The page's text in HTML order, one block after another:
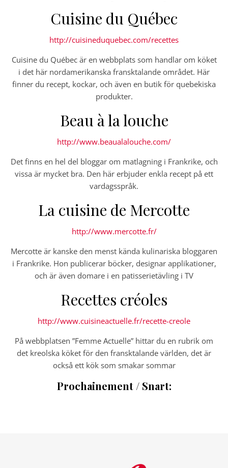
Cuisine du Québec
http://cuisineduquebec.com/recettes
Cuisine du Québec är en webbplats som handlar om köket
i det här nordamerikanska fransktalande området. Här
finner du recept, kockar, och även en butik för quebekiska
produkter.
Beau à la louche
http://www.beaualalouche.com/
Det finns en hel del bloggar om matlagning i Frankrike, och
vissa är mycket bra. Den här erbjuder enkla recept på ett
vardagsspråk.
La cuisine de Mercotte
http://www.mercotte.fr/
Mercotte är kanske den menst kända kulinariska bloggaren
i Frankrike. Hon publicerar böcker, designar applikationer,
och är även domare i en patisserietävling i TV
Recettes créoles
http://www.cuisineactuelle.fr/recette-creole
På webbplatsen ”Femme Actuelle” hittar du en rubrik om
det kreolska köket för den fransktalande världen, det är
också ett kök som smakar sommar
Prochainement / Snart: